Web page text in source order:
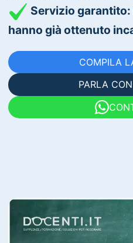
Servizio
hanno già ottenuto
COMPILA
PARLA